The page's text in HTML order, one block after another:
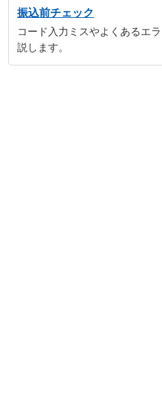
振込前チェック
コード入力ミスやよくあるエ
説します。